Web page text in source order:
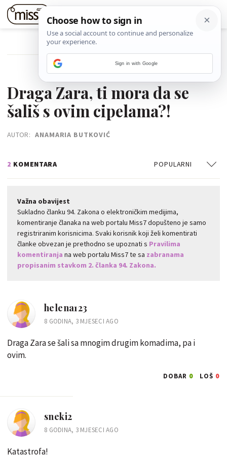
POVRATAK NA ČLANAK
20. TRAVNJA 2018.
Draga Zara, ti mora da se
šališ s ovim cipelama?!
AUTOR: ANAMARIA BUTKOVIĆ
2 KOMENTARA POPULARNI
Važna obavijest
Sukladno članku 94. Zakona o elektroničkim medijima,
komentiranje članaka na web portalu Miss7 dopušteno je samo
registriranim korisnicima. Svaki korisnik koji želi komentirati
članke obvezan je prethodno se upoznati s Pravilima
komentiranja na web portalu Miss7 te sa zabranama
propisanim stavkom 2. članka 94. Zakona.
helena123
8 GODINA, 3 MJESECI AGO
Draga Zara se šali sa mnogim drugim komadima, pa i
ovim.
DOBAR 0 LOŠ 0
sneki2
8 GODINA, 3 MJESECI AGO
Katastrofa!
Sign in with Google